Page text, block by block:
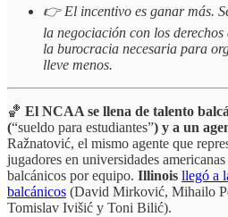
👉 El incentivo es ganar más.
la negociación con los
la burocracia necesaria para
lleve menos.
🏀 El NCAA se llena de talento
(“sueldo para estudiantes”) y a un
Ražnatović, el mismo agente que
jugadores en universidades
balcánicos por equipo. Illinois llegó a
balcánicos (David Mirković, Mihailo
Tomislav Ivišić y Toni Bilić).